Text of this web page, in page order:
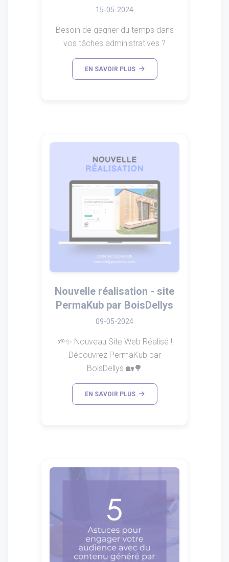
15-05-2024
Besoin de gagner du temps dans
vos tâches administratives ?
EN SAVOIR PLUS
Nouvelle réalisation - site
PermaKub par BoisDellys
09-05-2024
🌱✨ Nouveau Site Web Réalisé !
Découvrez PermaKub par
BoisDellys 🏡🌳
EN SAVOIR PLUS